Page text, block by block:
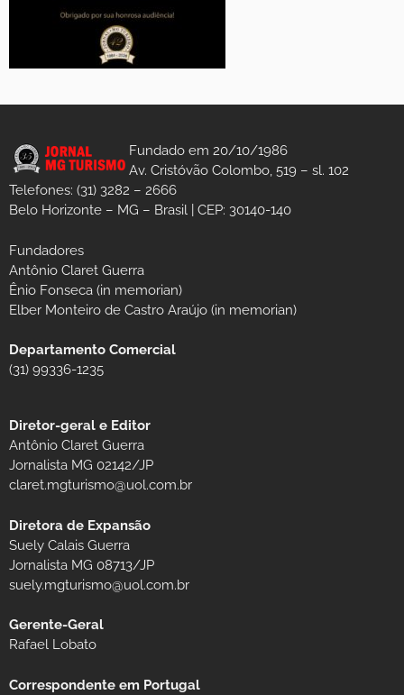
Fundado em 20/10/1986
Av. Cristóvão Colombo, 519 – sl. 102
Telefones: (31) 3282 – 2666
Belo Horizonte – MG – Brasil | CEP: 30140-140
Fundadores
Antônio Claret Guerra
Ênio Fonseca (in memorian)
Elber Monteiro de Castro Araújo (in memorian)
Departamento Comercial
(31) 99336-1235
Diretor-geral e Editor
Antônio Claret Guerra
Jornalista MG 02142/JP
claret.mgturismo@uol.com.br
Diretora de Expansão
Suely Calais Guerra
Jornalista MG 08713/JP
suely.mgturismo@uol.com.br
Gerente-Geral
Rafael Lobato
Correspondente em Portugal